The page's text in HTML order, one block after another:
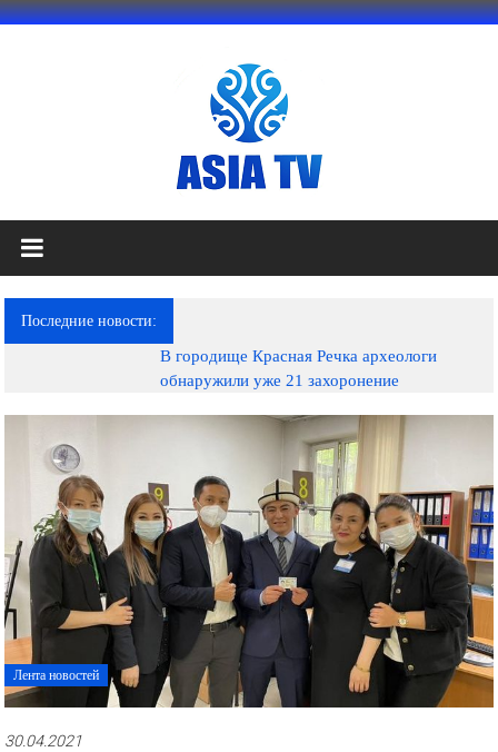
Перейти
АЗИЯ
ТВ
это
телеканал
документальные
музыкальные
произведения,
рекламные
ролики
и
презентации.
Последние новости:
В городище Красная Речка археологи
обнаружили уже 21 захоронение
Лента новостей
30.04.2021